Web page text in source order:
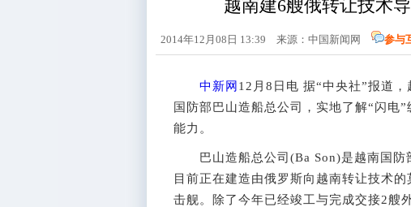
越南建6艘俄转让技术
2014年12月08日 13:39 来源： 中国新闻网 参与
中新网 12月8日电 据“中央社”报道
国防部巴山造船总公司，实地了解“闪电
能力。
巴山造船总公司(Ba Son)是越南国防
目前正在建造由俄罗斯向越南转让技术
击舰。除了今年已经竣工与完成交接2艘